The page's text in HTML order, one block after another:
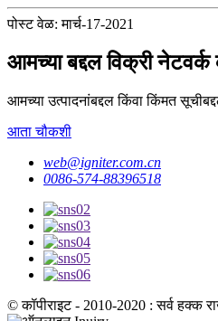
पोस्ट वेळ: मार्च-17-2021
आमच्या बद्दल विक्री
आमच्या उत्पादनांबद्दल किंवा किंमत
आता चौकशी
web@igniter.com.cn
0086-574-88396518
© कॉपीराइट - 2010-2020 : सर्व हक्क